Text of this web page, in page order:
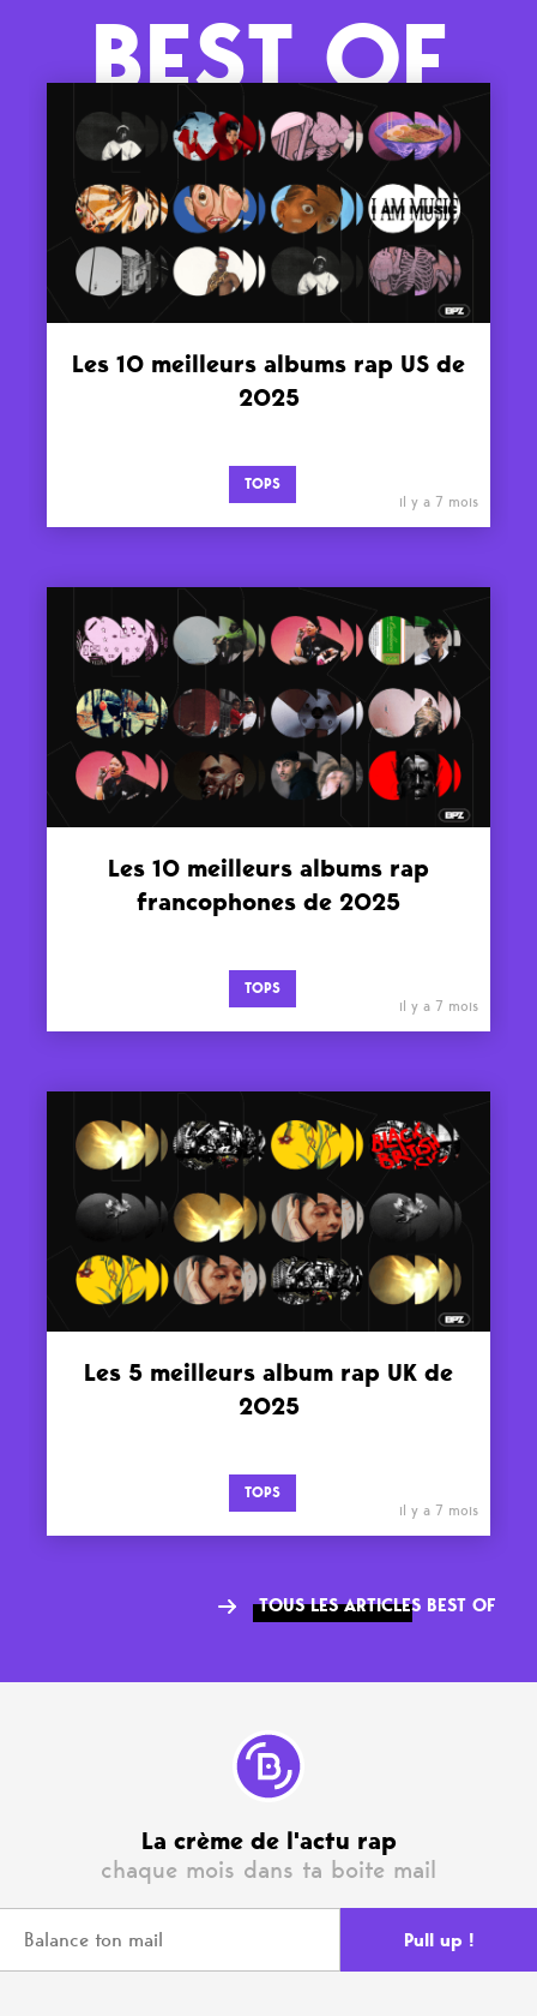
BEST OF
Les 10 meilleurs albums rap US de
2025
TOPS
il y a 7 mois
Les 10 meilleurs albums rap
francophones de 2025
TOPS
il y a 7 mois
Les 5 meilleurs album rap UK de
2025
TOPS
il y a 7 mois
TOUS LES ARTICLES BEST OF
La crème de l'actu rap
chaque mois dans ta boite mail